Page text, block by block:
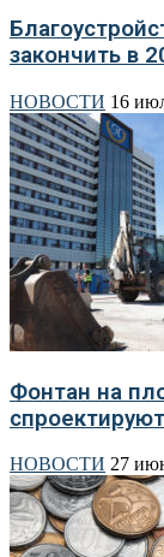
закончить в
НОВОСТИ 16
Фонтан на
НОВОСТИ 27